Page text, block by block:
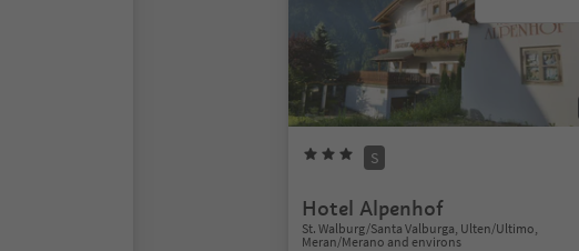
S
Hotel Alpenhof
St. Walburg/Santa Valburga, Ulten/Ultimo,
Meran/Merano and environs